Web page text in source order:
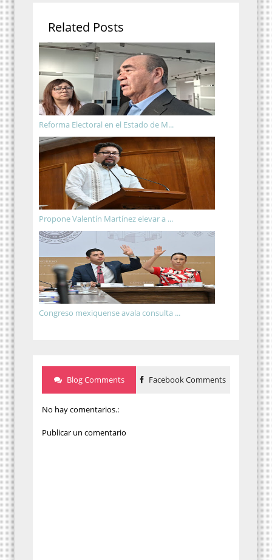
Related Posts
Reforma Electoral en el Estado de M...
Propone Valentín Martínez elevar a ...
Congreso mexiquense avala consulta ...
Blog Comments Facebook Comments
No hay comentarios.:
Publicar un comentario